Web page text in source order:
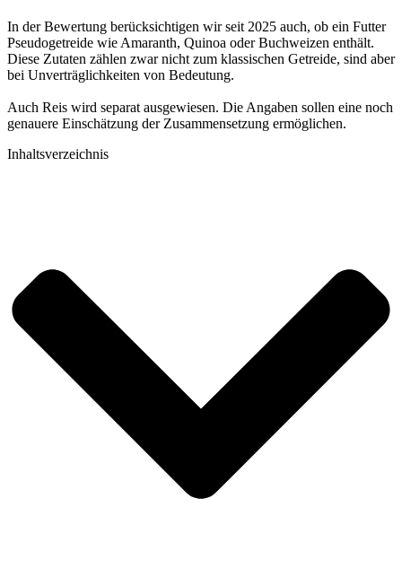
In der Bewertung berücksichtigen wir seit 2025 auch, ob ein Futter
Pseudogetreide wie Amaranth, Quinoa oder Buchweizen enthält.
Diese Zutaten zählen zwar nicht zum klassischen Getreide, sind aber
bei Unverträglichkeiten von Bedeutung.
Auch Reis wird separat ausgewiesen. Die Angaben sollen eine noch
genauere Einschätzung der Zusammensetzung ermöglichen.
Inhaltsverzeichnis​